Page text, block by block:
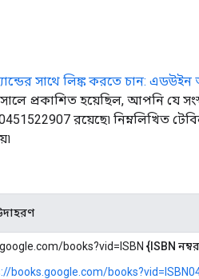
সাথে লিঙ্ক করতে চান:
প্রকাশিত হয়েছিল, আপনি যে
রয়েছে৷ নিম্নলিখিত
books?vid=ISBN {ISBN
books.google.com/